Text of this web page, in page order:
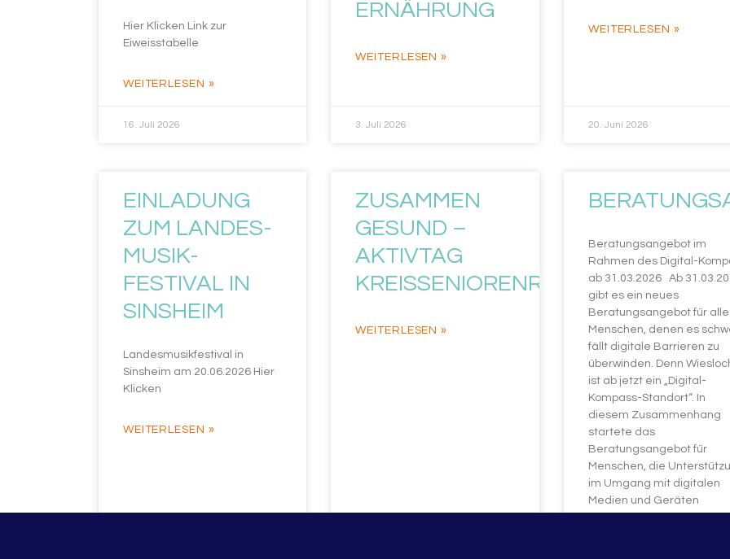
Hier Klicken Link zur
Eiweisstabelle
WEITERLESEN »
16. Juli 2026
ERNÄHRUNG
WEITERLESEN »
3. Juli 2026
WEITERLESEN »
20. Juni 2026
EINLADUNG
ZUM LANDES-
MUSIK-
FESTIVAL IN
SINSHEIM
Landesmusikfestival in
Sinsheim am 20.06.2026 Hier
Klicken
WEITERLESEN »
ZUSAMMEN
GESUND –
AKTIVTAG
KREISSENIORENRAT
WEITERLESEN »
Beratungsangebot im
Rahmen des Digital-
ab 31.03.2026 Ab
gibt es ein neues
Beratungsangebot für alle
Menschen, denen es
fällt digitale Barrieren zu
überwinden. Denn
ist ab jetzt ein „Digital-
Kompass-Standort“. In
diesem Zusammenhang
startete das
Beratungsangebot für
Menschen, die
im Umgang mit digitalen
Medien und Geräten